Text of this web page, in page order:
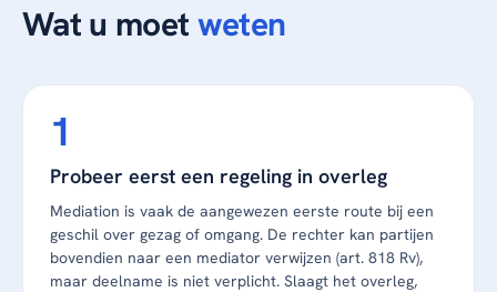
Wat u moet weten
Probeer eerst een regeling in overleg
Mediation is vaak de aangewezen eerste route bij een
geschil over gezag of omgang. De rechter kan partijen
bovendien naar een mediator verwijzen (art. 818 Rv),
maar deelname is niet verplicht. Slaagt het overleg,